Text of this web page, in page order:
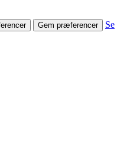
Gem præferencer
Se